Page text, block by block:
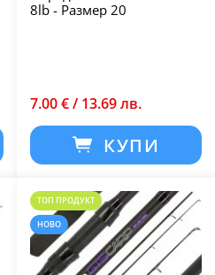
8lb - Размер 20
7.00 € / 13.69 лв.
КУПИ
ТОП ПРОДУКТ
НОВО